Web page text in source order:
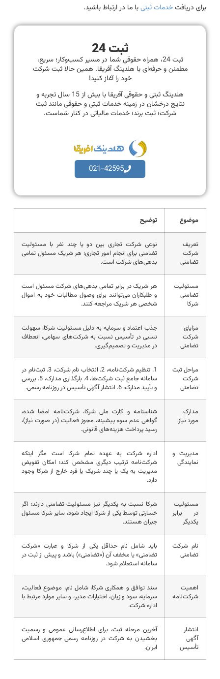
برای دریافتخدمات ثبتیبا ما در ارتباط باشید.
ثبت 24
ثبت 24، همراه حقوقی شما در مسیر کسب‌وکار؛ سریع،
مطمئن و حرفه‌ای با هلدینگ آفریقا. همین حالا ثبت شرکت
خود را آغاز کنید!
هلدینگ ثبتی و حقوقی آفریقا با بیش از 15 سال تجربه و
نتایج درخشان در زمینه خدمات ثبتی و حقوقی مانند ثبت
شرکت؛ ثبت برند؛ خدمات مالیاتی در کنار شماست.
021-42595
موضوع توضیح
تعریف
شرکت
تضامنی
نوعی شرکت تجاری بین دو یا چند نفر با مسئولیت
تضامنی برای انجام امور تجاری؛ هر شریک مسئول تمامی
بدهی‌های شرکت است.
مسئولیت
تضامنی
شرکا
هر شریک در برابر تمامی بدهی‌های شرکت مسئول است
و طلبکاران می‌توانند برای وصول مطالبات خود به اموال
شخصی هر شریک مراجعه کنند.
مزایای
شرکت
تضامنی
جذب اعتماد و سرمایه به دلیل مسئولیت شرکا، سهولت
نسبی در تأسیس نسبت به شرکت‌های سهامی، انعطاف
در مدیریت و تصمیم‌گیری.
مراحل ثبت
شرکت
تضامنی
1. تنظیم شرکت‌نامه، 2. انتخاب نام شرکت، 3. ثبت‌نام در
سامانه جامع ثبت شرکت‌ها، 4. بارگذاری مدارک، 5. بررسی
و تأیید مدارک، 6. انتشار آگهی تأسیس در روزنامه رسمی.
مدارک
مورد نیاز
شناسنامه و کارت ملی شرکا، شرکت‌نامه امضا شده،
گواهی عدم سوء پیشینه، مجوز فعالیت (در صورت نیاز)،
رسید پرداخت هزینه‌های قانونی.
مدیریت و
نمایندگی
اداره شرکت به عهده تمام شرکا است مگر اینکه
شرکت‌نامه ترتیب دیگری مشخص کند؛ امکان تفویض
مدیریت به یک یا چند شریک یا فرد خارج از شرکا وجود
دارد.
مسئولیت
در برابر
یکدیگر
شرکا نسبت به یکدیگر نیز مسئولیت تضامنی دارند؛ اگر
خسارتی توسط یکی از شرکا ایجاد شود، سایر شرکا مسئول
جبران هستند.
نام شرکت
تضامنی
باید شامل نام حداقل یکی از شرکا و عبارت «شرکت
تضامنی» یا مخفف آن («تضامنی») باشد و پیش از ثبت در
سامانه استعلام شود.
اهمیت
شرکت‌نامه
سند توافق و همکاری شرکا، شامل نام، موضوع فعالیت،
سرمایه، سود و زیان، اختیارات مدیر، و سایر موارد مرتبط با
اداره شرکت.
انتشار
آگهی
تأسیس
آخرین مرحله ثبت، برای اطلاع‌رسانی عمومی و رسمیت
بخشیدن به شرکت در روزنامه رسمی جمهوری اسلامی
ایران.